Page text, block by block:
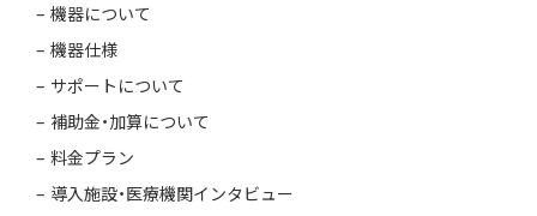
機器について
機器仕様
サポートについて
補助金・加算について
料金プラン
導入施設・医療機関インタビュー